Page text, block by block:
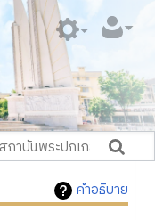
คำอธิบาย